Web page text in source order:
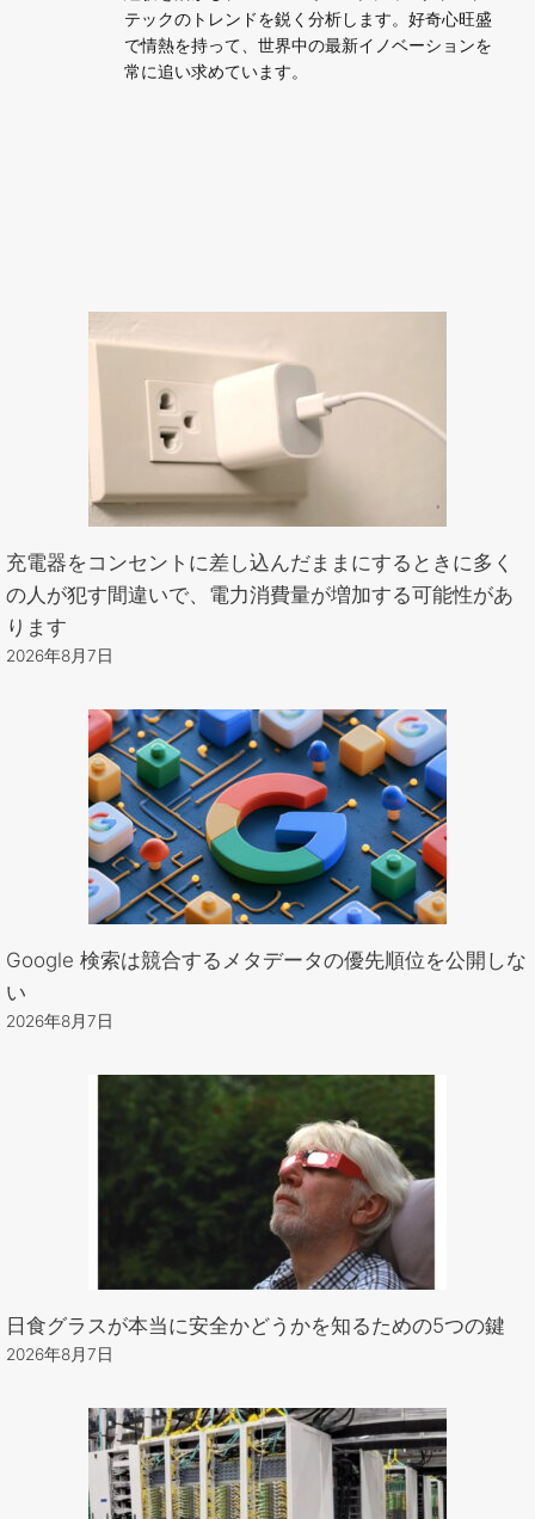
テックのトレンドを鋭く分析します。好奇心旺盛
で情熱を持って、世界中の最新イノベーションを
常に追い求めています。
充電器をコンセントに差し込んだままにするときに多く
の人が犯す間違いで、電力消費量が増加する可能性があ
ります
2026年8月7日
Google 検索は競合するメタデータの優先順位を公開しな
い
2026年8月7日
日食グラスが本当に安全かどうかを知るための5つの鍵
2026年8月7日